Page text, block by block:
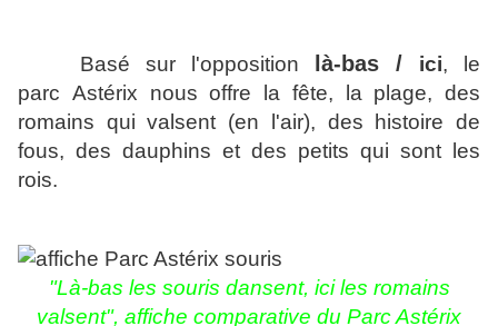
Basé sur l'opposition là-bas / ici, le
parc Astérix nous offre la fête, la plage, des
romains qui valsent (en l'air), des histoire de
fous, des dauphins et des petits qui sont les
rois.
"Là-bas les souris dansent, ici les romains
valsent", affiche comparative du Parc Astérix